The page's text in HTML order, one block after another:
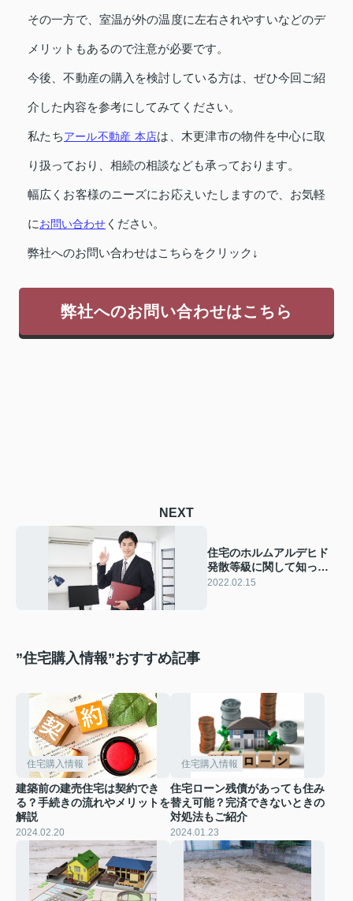
その一方で、室温が外の温度に左右されやすいなどのデ
メリットもあるので注意が必要です。
今後、不動産の購入を検討している方は、ぜひ今回ご紹
介した内容を参考にしてみてください。
私たちアール不動産 本店は、木更津市の物件を中心に取
り扱っており、相続の相談なども承っております。
幅広くお客様のニーズにお応えいたしますので、お気軽
にお問い合わせ ください。
弊社へのお問い合わせはこちらをクリック↓
弊社へのお問い合わせはこちら
NEXT
住宅のホルムアルデヒド
発散等級に関して知って
おきたいことを解説
2022.02.15
”住宅購入情報”おすすめ記事
住宅購入情報
建築前の建売住宅は契約でき
る？手続きの流れやメリットを
解説
2024.02.20
住宅購入情報
住宅ローン残債があっても住み
替え可能？完済できないときの
対処法もご紹介
2024.01.23